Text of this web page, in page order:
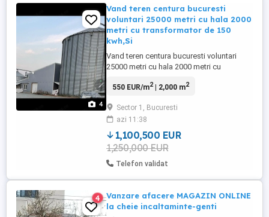
4
Vand teren centura bucuresti
voluntari 25000 metri cu hala 2000
metri cu transformator de 150
kwh,Si
Vand teren centura bucuresti voluntari
25000 metri cu hala 2000 metri cu
tone,cale ferata,moara,ferma a fost făcută
betonata,inpresmuita xu gard de beton
,whatsapp telefon +40724180018 sau
+40741112600
550 EUR/m2| 2,000 m2
Sector 1, Bucuresti
azi 11:38
1,100,500 EUR
1,250,000 EUR
Telefon validat
4
Vanzare afacere MAGAZIN ONLINE
la cheie incaltaminte-genti